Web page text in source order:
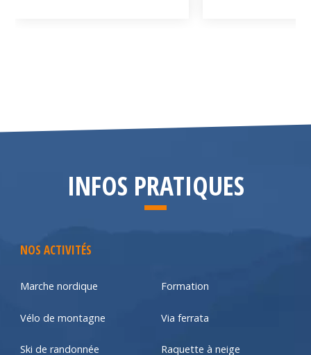
INFOS PRATIQUES
NOS ACTIVITÉS
Marche nordique Formation
Vélo de montagne Via ferrata
Ski de randonnée Raquette à neige